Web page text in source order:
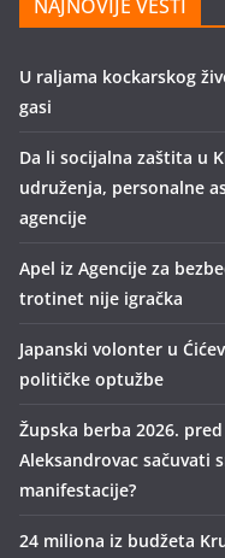
NAJNOVIJE VESTI
U raljama kockarskog
gasi
Da li socijalna zaštita u
udruženja, personalne
agencije
Apel iz Agencije za
trotinet nije igračka
Japanski volonter u
političke optužbe
Župska berba 2026.
Aleksandrovac sačuvati
manifestacije?
24 miliona iz budžeta